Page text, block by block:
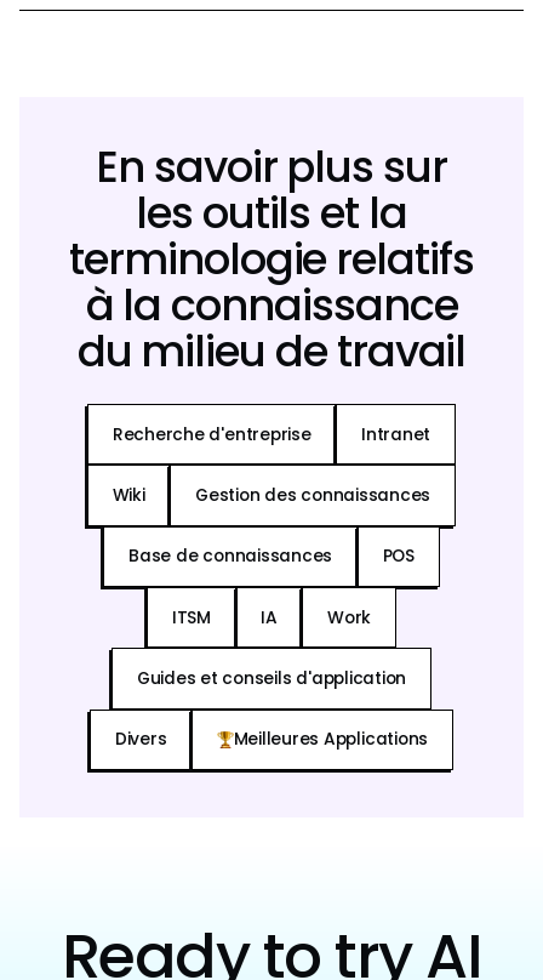
En savoir plus sur
les outils et la
terminologie relatifs
à la connaissance
du milieu de travail
Recherche d'entreprise Intranet
Wiki Gestion des connaissances
Base de connaissances POS
ITSM IA Work
Guides et conseils d'application
Divers Meilleures Applications
Ready to try AI